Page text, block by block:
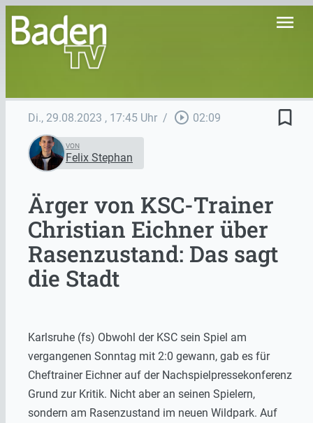
menu
Di., 29.08.2023 , 17:45 Uhr / play_circle_outline 02:09 bookmark_border
VON
Felix Stephan
Ärger von KSC-Trainer
Christian Eichner über
Rasenzustand: Das sagt
die Stadt
Karlsruhe (fs) Obwohl der KSC sein Spiel am
vergangenen Sonntag mit 2:0 gewann, gab es für
Cheftrainer Eichner auf der Nachspielpressekonferenz
Grund zur Kritik. Nicht aber an seinen Spielern,
sondern am Rasenzustand im neuen Wildpark. Auf